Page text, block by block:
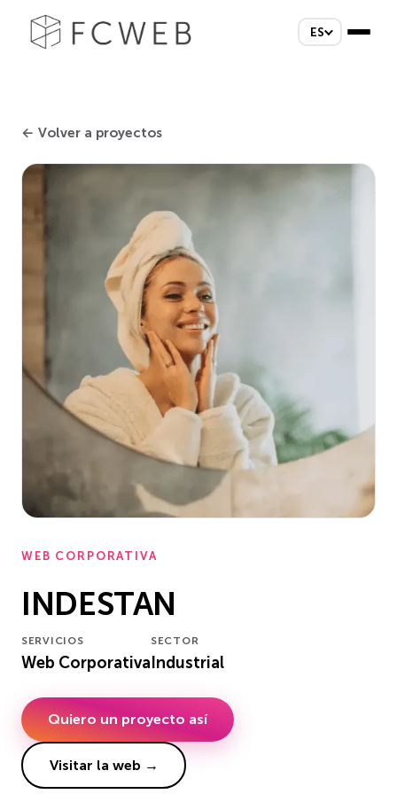
ES
← Volver a proyectos
WEB CORPORATIVA
INDESTAN
SERVICIOS
Web Corporativa
SECTOR
Industrial
Quiero un proyecto así
Visitar la web →